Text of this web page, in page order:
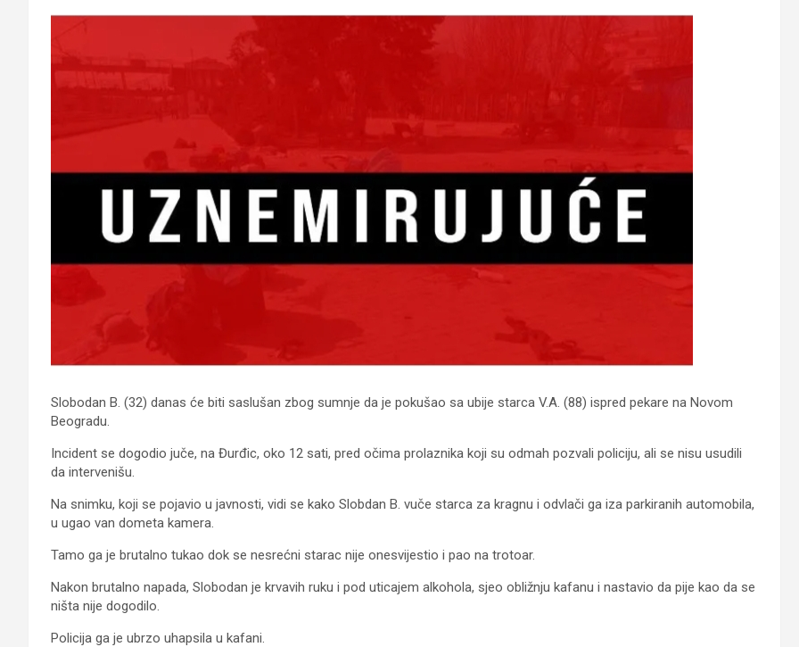
Slobodan B. (32) danas će biti saslušan zbog sumnje da je pokušao sa ubije starca V.A. (88) ispred pekare na Novom
Beogradu.
Incident se dogodio juče, na Đurđic, oko 12 sati, pred očima prolaznika koji su odmah pozvali policiju, ali se nisu usudili
da intervenišu.
Na snimku, koji se pojavio u javnosti, vidi se kako Slobdan B. vuče starca za kragnu i odvlači ga iza parkiranih automobila,
u ugao van dometa kamera.
Tamo ga je brutalno tukao dok se nesrećni starac nije onesvijestio i pao na trotoar.
Nakon brutalno napada, Slobodan je krvavih ruku i pod uticajem alkohola, sjeo obližnju kafanu i nastavio da pije kao da se
ništa nije dogodilo.
Policija ga je ubrzo uhapsila u kafani.